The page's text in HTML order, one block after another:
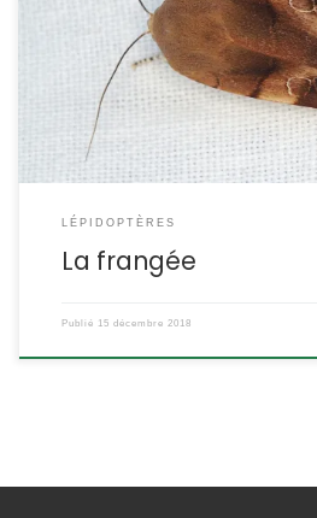
photographiés ici sont venus au
lampe UV. Noctua fimbriata
POSITION SYSTÉMATIQUE : Insecte
des Noctuidae (noctuelles) ; sous-
ETYMOLOGIE : Noctua […]
LÉPIDOPTÈRES
La frangée
Publié 15 décembre 2018